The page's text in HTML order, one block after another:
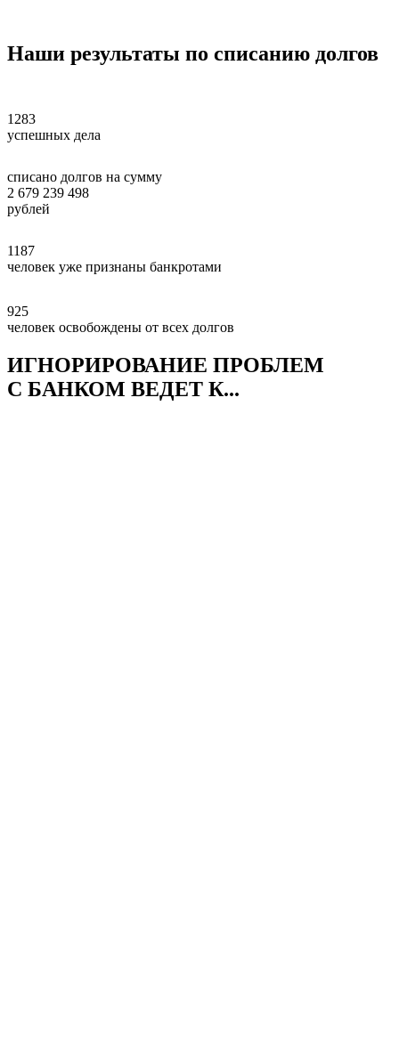
Наши результаты по списанию долгов
1283
успешных дела
списано долгов на сумму
2 679 239 498
рублей
1187
человек уже признаны банкротами
925
человек освобождены от всех долгов
ИГНОРИРОВАНИЕ ПРОБЛЕМ
С БАНКОМ ВЕДЕТ К...